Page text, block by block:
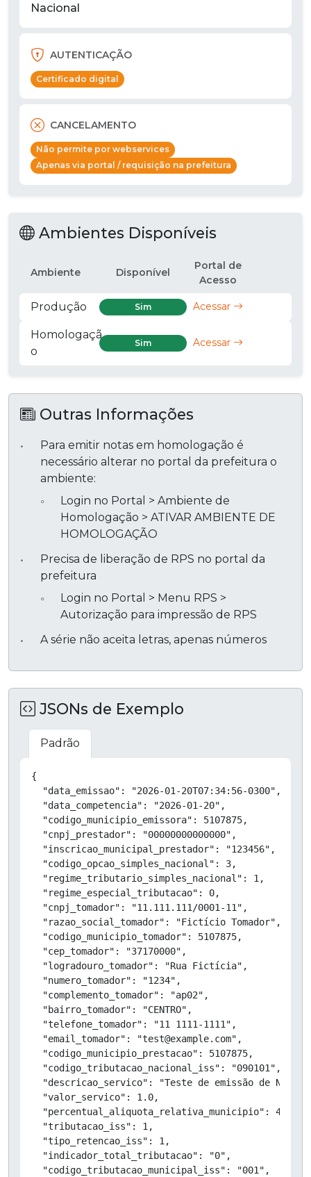
Nacional
AUTENTICAÇÃO
Certificado digital
CANCELAMENTO
Não permite por webservices
Apenas via portal / requisição na prefeitura
Ambientes Disponíveis
Ambiente Disponível
Portal de
Acesso
Produção Sim Acessar
Homologaçã
o
Sim Acessar
Outras Informações
Para emitir notas em homologação é
necessário alterar no portal da prefeitura o
ambiente:
Login no Portal > Ambiente de
Homologação > ATIVAR AMBIENTE DE
HOMOLOGAÇÃO
Precisa de liberação de RPS no portal da
prefeitura
Login no Portal > Menu RPS >
Autorização para impressão de RPS
A série não aceita letras, apenas números
JSONs de Exemplo
Padrão
{
  "data_emissao": "2026-01-20T07:34:56-0300",
  "data_competencia": "2026-01-20",
  "codigo_municipio_emissora": 5107875,
  "cnpj_prestador": "00000000000000",
  "inscricao_municipal_prestador": "123456",
  "codigo_opcao_simples_nacional": 3,
  "regime_tributario_simples_nacional": 1,
  "regime_especial_tributacao": 0,
  "cnpj_tomador": "11.111.111/0001-11",
  "razao_social_tomador": "Fictício Tomador",
  "codigo_municipio_tomador": 5107875,
  "cep_tomador": "37170000",
  "logradouro_tomador": "Rua Fictícia",
  "numero_tomador": "1234",
  "complemento_tomador": "ap02",
  "bairro_tomador": "CENTRO",
  "telefone_tomador": "11 1111-1111",
  "email_tomador": "test@example.com",
  "codigo_municipio_prestacao": 5107875,
  "codigo_tributacao_nacional_iss": "090101",
  "descricao_servico": "Teste de emissão de NFSe",
  "valor_servico": 1.0,
  "percentual_aliquota_relativa_municipio": 4.55,
  "tributacao_iss": 1,
  "tipo_retencao_iss": 1,
  "indicador_total_tributacao": "0",
  "codigo_tributacao_municipal_iss": "001",